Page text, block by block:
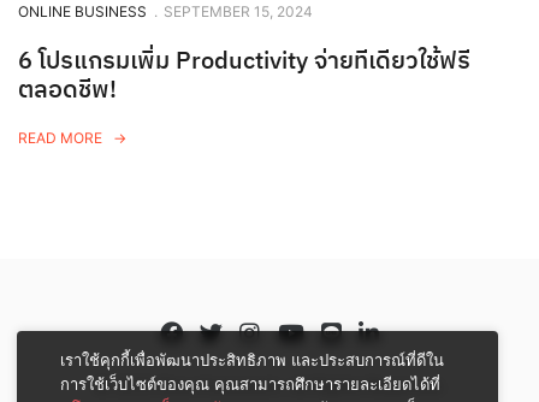
ONLINE BUSINESS . SEPTEMBER 15, 2024
6 โปรแกรมเพิ่ม Productivity จ่ายทีเดียวใช้ฟรี
ตลอดชีพ!
READ MORE
© 2023 Bow Kraivanich. All Rights Reserved.
เราใช้คุกกี้เพื่อพัฒนาประสิทธิภาพ และประสบการณ์ที่ดีใน
การใช้เว็บไซต์ของคุณ คุณสามารถศึกษารายละเอียดได้ที่